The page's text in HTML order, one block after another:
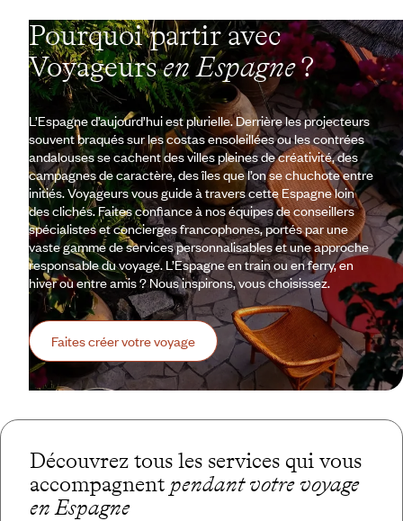
Pourquoi partir avec
Voyageursen Espagne?
L’Espagne d’aujourd’hui est plurielle. Derrière les projecteurs
souvent braqués sur les costas ensoleillées ou les contrées
andalouses se cachent des villes pleines de créativité, des
campagnes de caractère, des îles que l’on se chuchote entre
initiés. Voyageurs vous guide à travers cette Espagne loin
des clichés. Faites confiance à nos équipes de conseillers
spécialistes et concierges francophones, portés par une
vaste gamme de services personnalisables et une approche
responsable du voyage. L’Espagne en train ou en ferry, en
hiver ou entre amis ? Nous inspirons, vous choisissez.
Faites créer votre voyage
Découvrez tous les services qui vous
accompagnent pendant votre voyage
en Espagne